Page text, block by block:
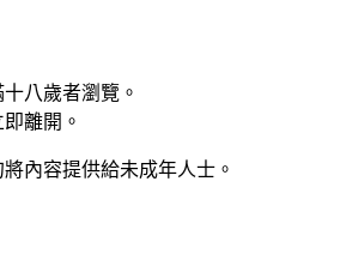
八歲者瀏覽。
離開。
內容提供給未成年人士。